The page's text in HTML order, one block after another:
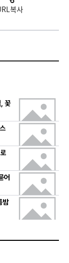
복사
꽃
어
밤